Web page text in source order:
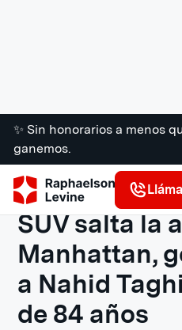
✨ Sin honorarios a menos
ganemos.
SUV salta la
Manhattan,
a Nahid
de 84 años